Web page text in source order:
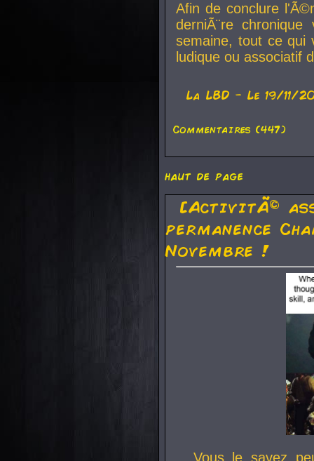
Afin de conclure
derniÃ¨re
semaine, tout ce qui
ludique ou associatif
La LBD - Le 19/11/
Commentaires (447)
haut de page
[ActivitÃ©
permanence
Novembre !
Vous le savez